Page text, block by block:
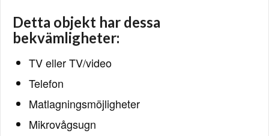
Detta objekt har dessa
bekvämligheter:
TV eller TV/video
Telefon
Matlagningsmöjligheter
Mikrovågsugn